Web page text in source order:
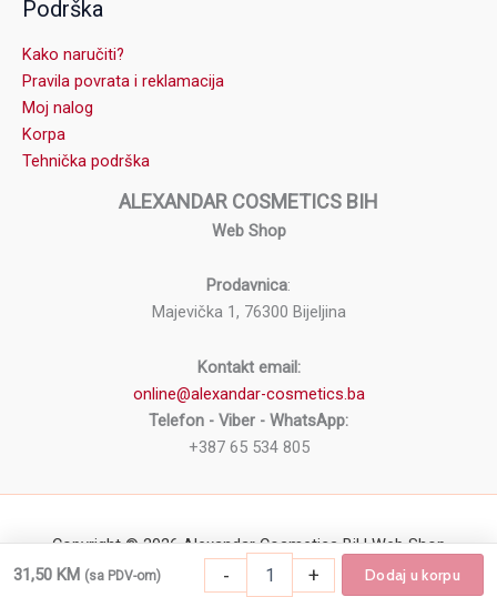
Podrška
Kako naručiti?
Pravila povrata i reklamacija
Moj nalog
Korpa
Tehnička podrška
ALEXANDAR COSMETICS BIH
Web Shop
Prodavnica:
Majevička 1, 76300 Bijeljina
Kontakt email:
online@alexandar-cosmetics.ba
Telefon - Viber - WhatsApp:
+387 65 534 805
Copyright © 2026 Alexandar Cosmetics BiH Web Shop
31,50 KM (sa PDV-om) -
Vosak za toplu depilaciju u granulama
+ Dodaj u korpu